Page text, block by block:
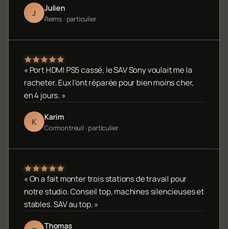
J Julien
Reims · particulier
« Port HDMI PS5 cassé, le SAV Sony voulait me la
racheter. Eux l'ont réparée pour bien moins cher,
en 4 jours. »
K Karim
Cormontreuil · particulier
« On a fait monter trois stations de travail pour
notre studio. Conseil top, machines silencieuses et
stables. SAV au top. »
Thomas